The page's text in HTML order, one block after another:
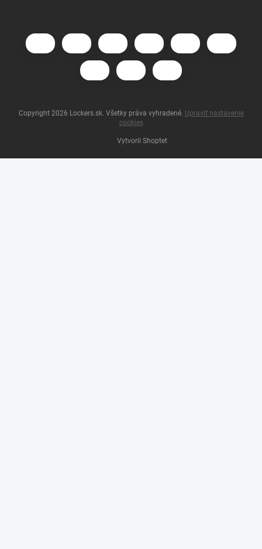
Vytvoril Shoptet
Copyright 2026 Lockers.sk. Všetky práva vyhradené. Upraviť nastavenie
cookies